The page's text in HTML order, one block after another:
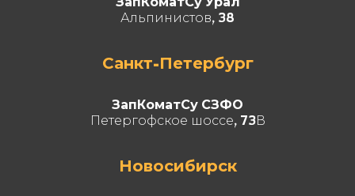
Альпинистов, 38
Санкт-Петербург
ЗапКоматСу СЗФО
Петергофское шоссе, 73В
Новосибирск